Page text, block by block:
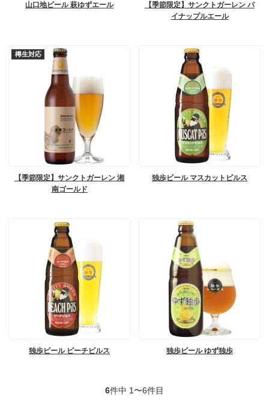
山口地ビール 萩ゆずエール
【季節限定】サンクトガーレン パ
イナップルエール
樽生対応
【季節限定】サンクトガーレン 湘
南ゴールド
独歩ビール マスカットピルス
独歩ビール ピーチピルス 独歩ビール ゆず独歩
6件中 1〜6件目